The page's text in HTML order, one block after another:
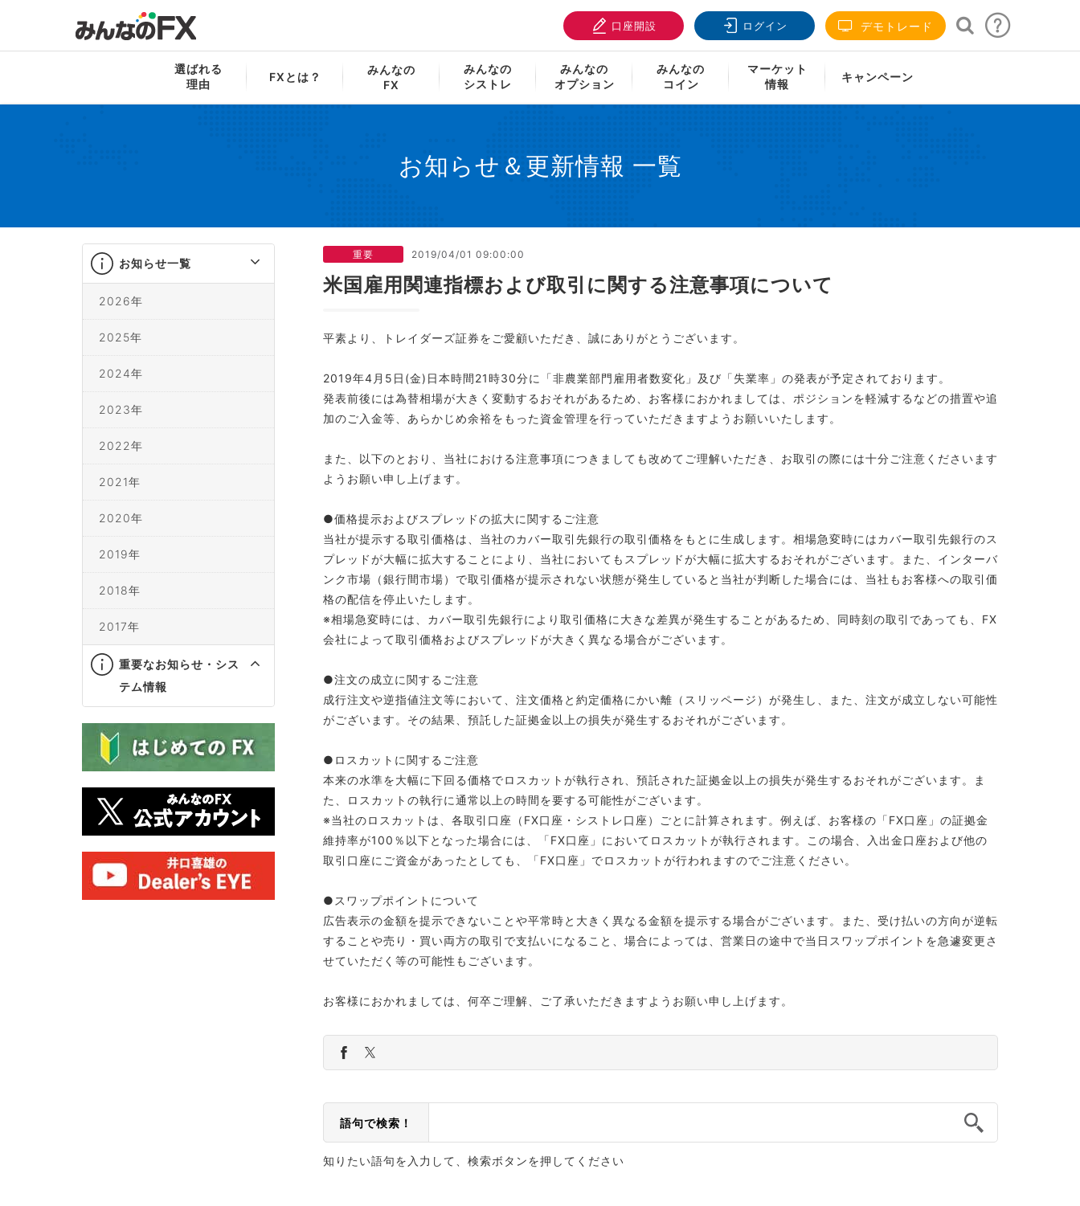
口座開設 ログイン デモトレード
選ばれる
理由
FXとは？
みんなの
FX
みんなの
シストレ
みんなの
オプション
みんなの
コイン
マーケット
情報
キャンペーン
お知らせ＆更新情報 一覧
お知らせ一覧 米国雇用関連指標および取引に関する注意事項について
重要 2019/04/01 09:00:00
米国雇用関連指標および取引に関する注意事項について
平素より、トレイダーズ証券をご愛顧いただき、誠にありがとうございます。
2019年4月5日(金)日本時間21時30分に「非農業部門雇用者数変化」及び「失業率」の発表が予定されております。
発表前後には為替相場が大きく変動するおそれがあるため、お客様におかれましては、ポジションを軽減するなどの措置や追
加のご入金等、あらかじめ余裕をもった資金管理を行っていただきますようお願いいたします。
また、以下のとおり、当社における注意事項につきましても改めてご理解いただき、お取引の際には十分ご注意くださいます
ようお願い申し上げます。
●価格提示およびスプレッドの拡大に関するご注意
当社が提示する取引価格は、当社のカバー取引先銀行の取引価格をもとに生成します。相場急変時にはカバー取引先銀行のス
プレッドが大幅に拡大することにより、当社においてもスプレッドが大幅に拡大するおそれがございます。また、インターバ
ンク市場（銀行間市場）で取引価格が提示されない状態が発生していると当社が判断した場合には、当社もお客様への取引価
格の配信を停止いたします。
※相場急変時には、カバー取引先銀行により取引価格に大きな差異が発生することがあるため、同時刻の取引であっても、FX
会社によって取引価格およびスプレッドが大きく異なる場合がございます。
●注文の成立に関するご注意
成行注文や逆指値注文等において、注文価格と約定価格にかい離（スリッページ）が発生し、また、注文が成立しない可能性
がございます。その結果、預託した証拠金以上の損失が発生するおそれがございます。
●ロスカットに関するご注意
本来の水準を大幅に下回る価格でロスカットが執行され、預託された証拠金以上の損失が発生するおそれがございます。ま
た、ロスカットの執行に通常以上の時間を要する可能性がございます。
※当社のロスカットは、各取引口座（FX口座・シストレ口座）ごとに計算されます。例えば、お客様の「FX口座」の証拠金
維持率が100％以下となった場合には、「FX口座」においてロスカットが執行されます。この場合、入出金口座および他の
取引口座にご資金があったとしても、「FX口座」でロスカットが行われますのでご注意ください。
●スワップポイントについて
広告表示の金額を提示できないことや平常時と大きく異なる金額を提示する場合がございます。また、受け払いの方向が逆転
することや売り・買い両方の取引で支払いになること、場合によっては、営業日の途中で当日スワップポイントを急遽変更さ
せていただく等の可能性もございます。
お客様におかれましては、何卒ご理解、ご了承いただきますようお願い申し上げます。
語句で検索！
知りたい語句を入力して、検索ボタンを押してください
お知らせ一覧
2026年
2025年
2024年
2023年
2022年
2021年
2020年
2019年
2018年
2017年
重要なお知らせ・シス
テム情報